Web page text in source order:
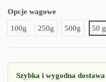
Opcje wagowe
100g 250g 500g 50 g
Szybka i wygodna dostawa